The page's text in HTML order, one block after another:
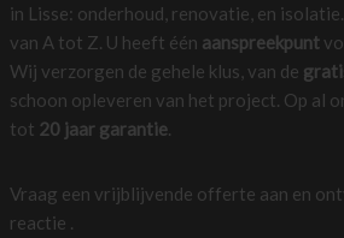
in Lisse: onderhoud, renovatie, en
van A tot Z. U heeft één aanspreekpunt
Wij verzorgen de gehele klus, van de
schoon opleveren van het project. Op al
tot 20 jaar garantie.
Vraag een vrijblijvende offerte aan en
reactie .